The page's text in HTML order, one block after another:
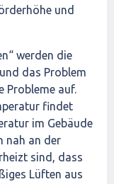
und
werden die
das Problem
Probleme auf.
findet
im Gebäude
nah an der
sind, dass
Lüften aus